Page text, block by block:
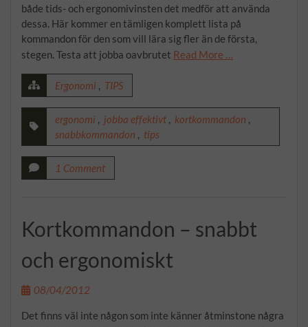
både tids- och ergonomivinsten det medför att använda
dessa. Här kommer en tämligen komplett lista på
kommandon för den som vill lära sig fler än de första,
stegen. Testa att jobba oavbrutet Read More …
Ergonomi , TIPS
ergonomi , jobba effektivt , kortkommandon ,
snabbkommandon , tips
1 Comment
Kortkommandon – snabbt
och ergonomiskt
08/04/2012
Det finns väl inte någon som inte känner åtminstone några